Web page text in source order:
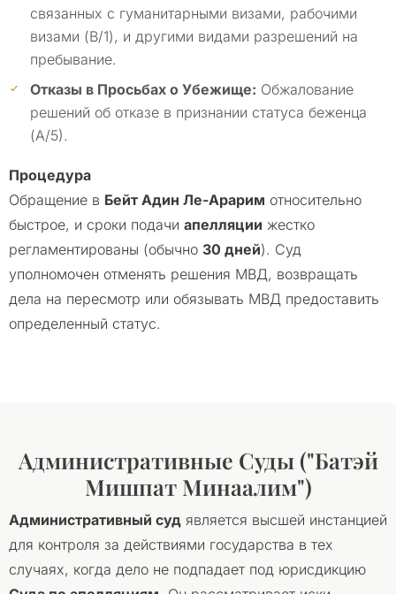
связанных с гуманитарными визами, рабочими
визами (B/1), и другими видами разрешений на
пребывание.
Отказы в Просьбах о Убежище: Обжалование
решений об отказе в признании статуса беженца
(А/5).
Процедура
Обращение в Бейт Адин Ле-Арарим относительно
быстрое, и сроки подачи апелляции жестко
регламентированы (обычно 30 дней). Суд
уполномочен отменять решения МВД, возвращать
дела на пересмотр или обязывать МВД предоставить
определенный статус.
Административные Суды ("Батэй
Мишпат Минаалим")
Административный суд является высшей инстанцией
для контроля за действиями государства в тех
случаях, когда дело не подпадает под юрисдикцию